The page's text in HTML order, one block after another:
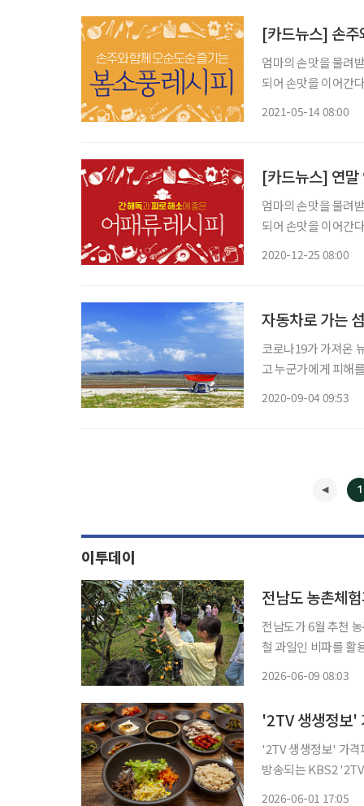
[카드뉴스] 손주
엄마의 손맛을 물려
되어 손맛을 이어간
2021-05-14 08:00
[카드뉴스] 연말
엄마의 손맛을 물려
되어 손맛을 이어간
2020-12-25 08:00
자동차로 가는
코로나19가 가져온
고 누군가에게 피해
2020-09-04 09:53
1
이투데이
전남도 농촌체
전남도가 6월 추천 농
철 과일인 비파를 활
2026-06-09 08:03
'2TV 생생정보
'2TV 생생정보' 가
방송되는 KBS2
2026-06-01 17:05